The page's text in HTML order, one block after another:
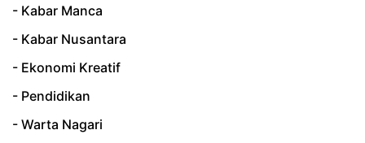
- Kabar Manca
- Kabar Nusantara
- Ekonomi Kreatif
- Pendidikan
- Warta Nagari